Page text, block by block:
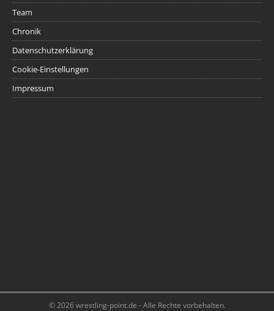
Team
Chronik
Datenschutzerklärung
Cookie-Einstellungen
Impressum
© 2026 wrestling-point.de - Alle Rechte vorbehalten.